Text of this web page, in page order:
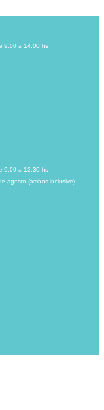
9:00 a 14:00 hs.
9:00 a 13:30 hs.
agosto (ambos inclusive)